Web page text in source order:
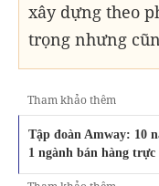
xây dựng theo
trọng nhưng
Tham khảo thêm
Tập đoàn Amway: 10
1 ngành bán hàng trực